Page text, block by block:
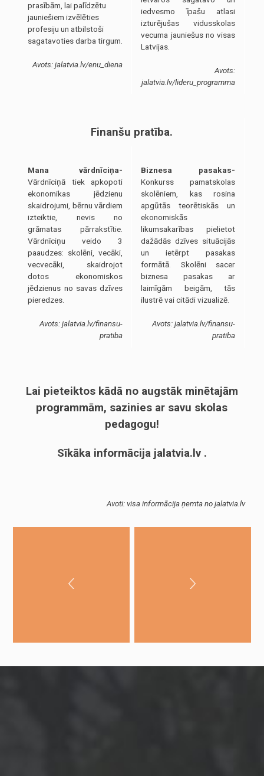
prasībām, lai palīdzētu
jauniešiem izvēlēties
profesiju un atbilstoši
sagatavoties darba tirgum.
Avots: jalatvia.lv/enu_diena
iedvesmo īpašu atlasi
izturējušas vidusskolas
vecuma jauniešus no visas
Latvijas.
Avots:
jalatvia.lv/lideru_programma
Finanšu pratība.
Mana vārdnīciņa-
Vārdnīciņā tiek apkopoti
ekonomikas jēdzienu
skaidrojumi, bērnu vārdiem
izteiktie, nevis no
grāmatas pārrakstītie.
Vārdnīciņu veido 3
paaudzes: skolēni, vecāki,
vecvecāki, skaidrojot
dotos ekonomiskos
jēdzienus no savas dzīves
pieredzes.
Avots: jalatvia.lv/finansu-
pratiba
Biznesa pasakas-
Konkurss pamatskolas
skolēniem, kas rosina
apgūtās teorētiskās un
ekonomiskās
likumsakarības pielietot
dažādās dzīves situācijās
un ietērpt pasakas
formātā. Skolēni sacer
biznesa pasakas ar
laimīgām beigām, tās
ilustrē vai citādi vizualizē.
Avots: jalatvia.lv/finansu-
pratiba
Lai pieteiktos kādā no augstāk minētajām
programmām, sazinies ar savu skolas
pedagogu!
Sīkāka informācija jalatvia.lv .
Avoti: visa informācija ņemta no jalatvia.lv